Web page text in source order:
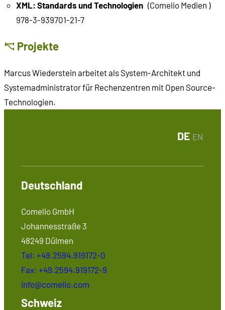
XML: Standards und Technologien (Comelio Medien )
978-3-939701-21-7
Projekte
Marcus Wiederstein arbeitet als System-Architekt und
Systemadministrator für Rechenzentren mit Open Source-
Technologien.
DE EN
Deutschland
Comelio GmbH
Johannesstraße 3
48249 Dülmen
Tel: +49.2594.919172-0
Fax: +49.2594.919172-9
info@comelio.com
Schweiz